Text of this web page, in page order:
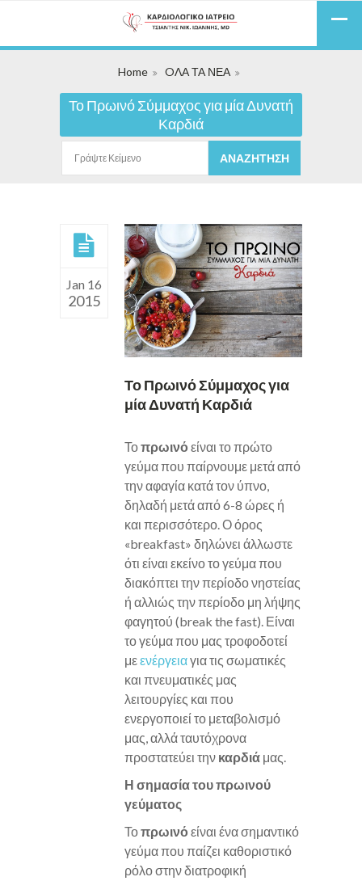
Home OΛΑ ΤΑ ΝΕΑ
Το Πρωινό Σύμμαχος για μία Δυνατή
Καρδιά
Jan 16
2015
Το Πρωινό Σύμμαχος για
μία Δυνατή Καρδιά
Τοπρωινό είναι το πρώτο
γεύμα που παίρνουμε μετά από
την αφαγία κατά τον ύπνο,
δηλαδή μετά από 6-8 ώρες ή
και περισσότερο. Ο όρος
«breakfast» δηλώνει άλλωστε
ότι είναι εκείνο το γεύμα που
διακόπτει την περίοδο νηστείας
ή αλλιώς την περίοδο μη λήψης
φαγητού (break the fast). Είναι
το γεύμα που μας τροφοδοτεί
μεενέργειαγια τις σωματικές
και πνευματικές μας
λειτουργίες και που
ενεργοποιεί το μεταβολισμό
μας, αλλά ταυτόχρονα
προστατεύει την καρδιά μας.
Η σημασία του πρωινού
γεύματος
Τοπρωινό είναι ένα σημαντικό
γεύμα που παίζει καθοριστικό
ρόλο στην διατροφική